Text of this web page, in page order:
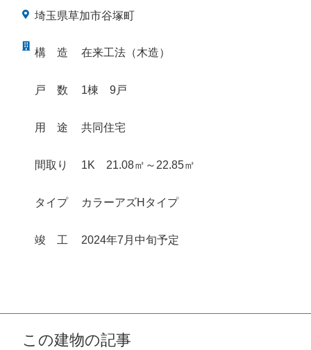
埼玉県草加市谷塚町
構 造 在来工法（木造）
戸 数 1棟 9戸
用 途 共同住宅
間取り 1K 21.08㎡～22.85㎡
タイプ カラーアズHタイプ
竣 工 2024年7月中旬予定
この建物の記事